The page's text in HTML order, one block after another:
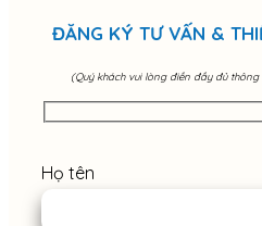
ĐĂNG KÝ TƯ VẤN &
(Quý khách vui lòng điền đầy đủ
Họ tên